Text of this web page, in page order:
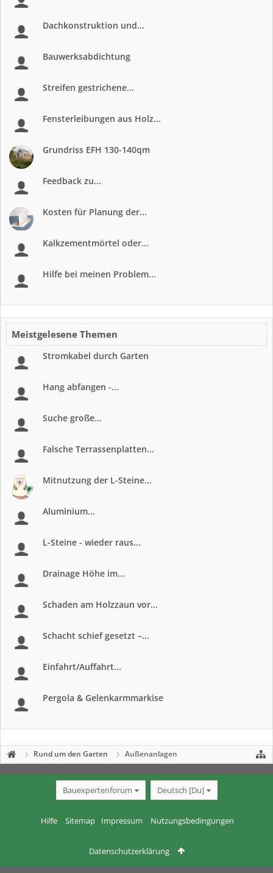
Dachkonstruktion und...
Bauwerksabdichtung
Streifen gestrichene...
Fensterleibungen aus Holz...
Grundriss EFH 130-140qm
Feedback zu...
Kosten für Planung der...
Kalkzementmörtel oder...
Hilfe bei meinen Problem...
Meistgelesene Themen
Stromkabel durch Garten
Hang abfangen -...
Suche große...
Falsche Terrassenplatten...
Mitnutzung der L-Steine...
Aluminium...
L-Steine - wieder raus...
Drainage Höhe im...
Schaden am Holzzaun vor...
Schacht schief gesetzt –...
Einfahrt/Auffahrt...
Pergola & Gelenkarmmarkise
Rund um den Garten Außenanlagen
Bauexpertenforum Deutsch [Du]
Hilfe Sitemap Impressum Nutzungsbedingungen
Datenschutzerklärung